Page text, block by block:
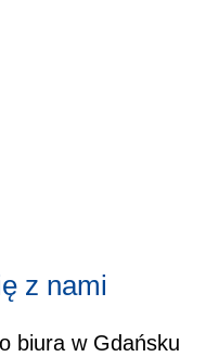
z nami
biura w Gdańsku